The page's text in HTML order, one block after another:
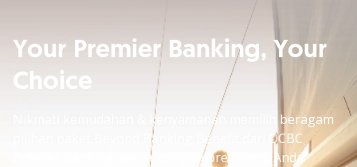
Your Premier Banking, Your
Choice
Nikmati kemudahan & kenyamanan memilih beragam
pilihan paket Beyond Banking Benefit dari OCBC
Premier Banking sesuai dengan preferensi Anda.